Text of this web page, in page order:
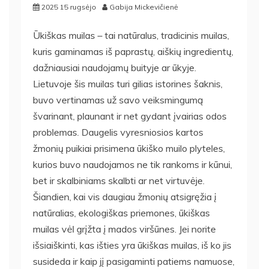
2025 15 rugsėjo Gabija Mickevičienė
Ūkiškas muilas – tai natūralus, tradicinis muilas,
kuris gaminamas iš paprastų, aiškių ingredientų,
dažniausiai naudojamų buityje ar ūkyje.
Lietuvoje šis muilas turi gilias istorines šaknis,
buvo vertinamas už savo veiksmingumą
švarinant, plaunant ir net gydant įvairias odos
problemas. Daugelis vyresniosios kartos
žmonių puikiai prisimena ūkiško muilo plyteles,
kurios buvo naudojamos ne tik rankoms ir kūnui,
bet ir skalbiniams skalbti ar net virtuvėje.
Šiandien, kai vis daugiau žmonių atsigręžia į
natūralias, ekologiškas priemones, ūkiškas
muilas vėl grįžta į mados viršūnes. Jei norite
išsiaiškinti, kas išties yra ūkiškas muilas, iš ko jis
susideda ir kaip jį pasigaminti patiems namuose,